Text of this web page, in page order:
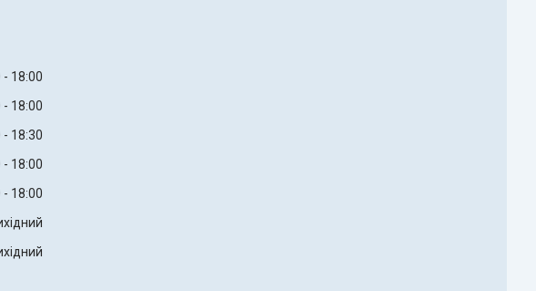
18:00
18:00
18:30
18:00
18:00